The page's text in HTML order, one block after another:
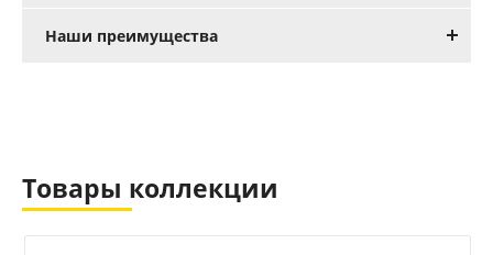
Наши преимущества
Товары коллекции